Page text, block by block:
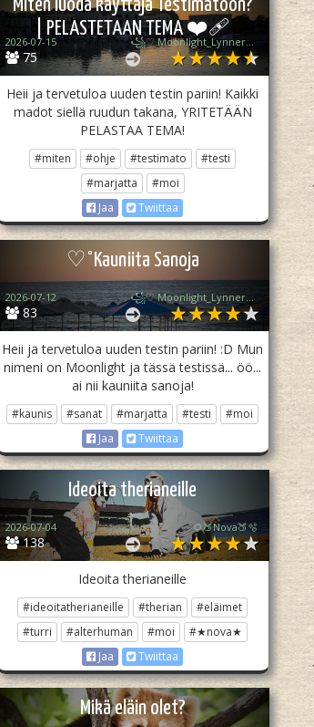
Miten luoda käyttäjä Testimatoon?
| PELASTETAAN TEMA ❤️‍🩹
75
2026-07-15 ꧁♡ Moonlight_Lynner_Lover ♡꧂
Heii ja tervetuloa uuden testin pariin! Kaikki
madot siellä ruudun takana, YRITETÄÄN
PELASTAA TEMA!
#miten #ohje #testimato
#testi
#marjatta
#moi
Jaa
Twiittaa
♡°Kauniita Sanoja
83
2026-07-12 ꧁♡ Moonlight_Lynner_Lover ♡꧂
Heii ja tervetuloa uuden testin pariin! :D Mun
nimeni on Moonlight ja tässä testissä... öö...
ai nii kauniita sanoja!
#kaunis #sanat #marjatta #testi
#moi
Jaa
Twiittaa
Ideoita therianeille
138
2026-07-04 🌻🍑Nova🍑🫧
Ideoita therianeille
#ideoitatherianeille #therian
#eläimet
#turri
#alterhuman #moi
#★nova★
Jaa
Twiittaa
Mikä eläin olet?